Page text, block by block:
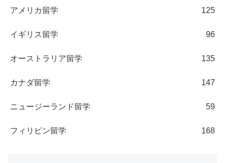
アメリカ留学 125
イギリス留学 96
オーストラリア留学 135
カナダ留学 147
ニュージーランド留学 59
フィリピン留学 168